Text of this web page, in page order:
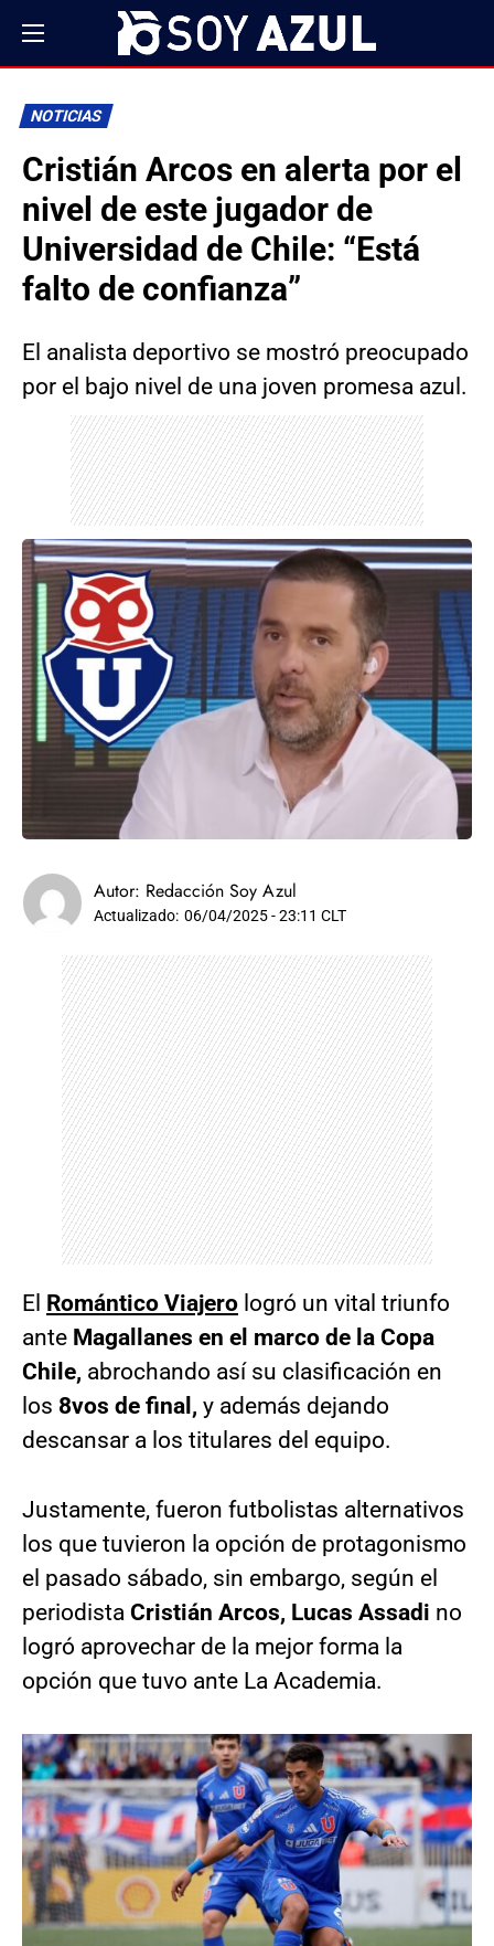
NOTICIAS
Cristián Arcos en alerta por el
nivel de este jugador de
Universidad de Chile: “Está
falto de confianza”
El analista deportivo se mostró preocupado
por el bajo nivel de una joven promesa azul.
Autor: Redacción Soy Azul
Actualizado: 06/04/2025 - 23:11 CLT
El Romántico Viajero logró un vital triunfo
ante Magallanes en el marco de la Copa
Chile, abrochando así su clasificación en
los 8vos de final, y además dejando
descansar a los titulares del equipo.
Justamente, fueron futbolistas alternativos
los que tuvieron la opción de protagonismo
el pasado sábado, sin embargo, según el
periodista Cristián Arcos, Lucas Assadi no
logró aprovechar de la mejor forma la
opción que tuvo ante La Academia.